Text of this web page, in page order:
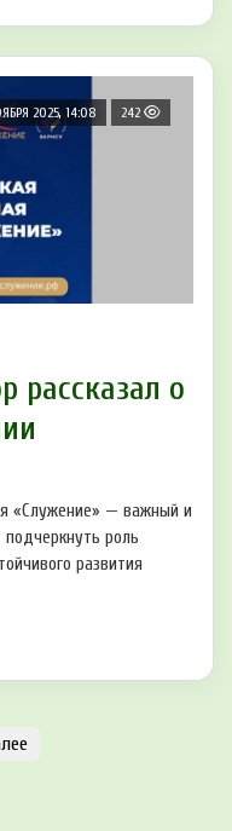
2025, 14:08 242
рассказал о
«Служение» — важный и
роль
развития